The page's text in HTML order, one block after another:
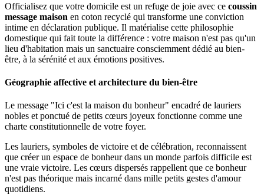
Officialisez que votre domicile est un refuge de joie avec ce coussin
message maison en coton recyclé qui transforme une conviction
intime en déclaration publique. Il matérialise cette philosophie
domestique qui fait toute la différence : votre maison n'est pas qu'un
lieu d'habitation mais un sanctuaire consciemment dédié au bien-
être, à la sérénité et aux émotions positives.
Géographie affective et architecture du bien-être
Le message "Ici c'est la maison du bonheur" encadré de lauriers
nobles et ponctué de petits cœurs joyeux fonctionne comme une
charte constitutionnelle de votre foyer.
Les lauriers, symboles de victoire et de célébration, reconnaissent
que créer un espace de bonheur dans un monde parfois difficile est
une vraie victoire. Les cœurs dispersés rappellent que ce bonheur
n'est pas théorique mais incarné dans mille petits gestes d'amour
quotidiens.